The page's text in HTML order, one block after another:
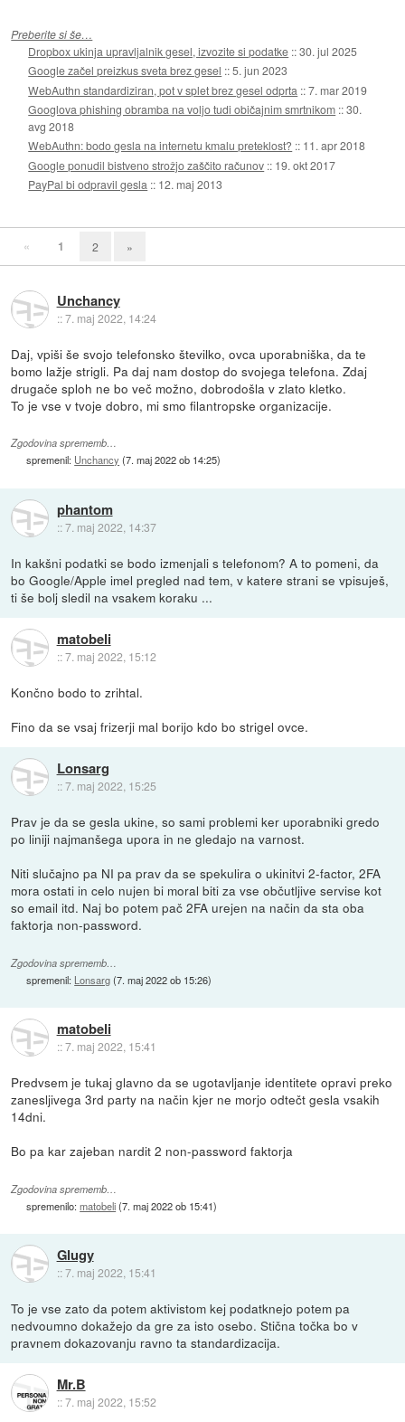
Preberite si še…
Dropbox ukinja upravljalnik gesel, izvozite si podatke ::30. jul 2025
Google začel preizkus sveta brez gesel ::5. jun 2023
WebAuthn standardiziran, pot v splet brez gesel odprta ::7. mar 2019
Googlova phishing obramba na voljo tudi običajnim smrtnikom ::30.
avg 2018
WebAuthn: bodo gesla na internetu kmalu preteklost? :: 11. apr 2018
Google ponudil bistveno strožjo zaščito računov :: 19. okt 2017
PayPal bi odpravil gesla :: 12. maj 2013
« 1 2 »
Unchancy
::7. maj 2022, 14:24
Daj, vpiši še svojo telefonsko številko, ovca uporabniška, da te
bomo lažje strigli. Pa daj nam dostop do svojega telefona. Zdaj
drugače sploh ne bo več možno, dobrodošla v zlato kletko.
To je vse v tvoje dobro, mi smo filantropske organizacije.
Zgodovina sprememb…
spremenil: Unchancy (7. maj 2022 ob 14:25)
phantom
::7. maj 2022, 14:37
In kakšni podatki se bodo izmenjali s telefonom? A to pomeni, da
bo Google/Apple imel pregled nad tem, v katere strani se vpisuješ,
ti še bolj sledil na vsakem koraku ...
matobeli
::7. maj 2022, 15:12
Končno bodo to zrihtal.
Fino da se vsaj frizerji mal borijo kdo bo strigel ovce.
Lonsarg
::7. maj 2022, 15:25
Prav je da se gesla ukine, so sami problemi ker uporabniki gredo
po liniji najmanšega upora in ne gledajo na varnost.
Niti slučajno pa NI pa prav da se spekulira o ukinitvi 2-factor, 2FA
mora ostati in celo nujen bi moral biti za vse občutljive servise kot
so email itd. Naj bo potem pač 2FA urejen na način da sta oba
faktorja non-password.
Zgodovina sprememb…
spremenil: Lonsarg(7. maj 2022 ob 15:26)
matobeli
::7. maj 2022, 15:41
Predvsem je tukaj glavno da se ugotavljanje identitete opravi preko
zanesljivega 3rd party na način kjer ne morjo odtečt gesla vsakih
14dni.
Bo pa kar zajeban nardit 2 non-password faktorja
Zgodovina sprememb…
spremenilo:matobeli(7. maj 2022 ob 15:41)
Glugy
::7. maj 2022, 15:41
To je vse zato da potem aktivistom kej podatknejo potem pa
nedvoumno dokažejo da gre za isto osebo. Stična točka bo v
pravnem dokazovanju ravno ta standardizacija.
Mr.B
::7. maj 2022, 15:52